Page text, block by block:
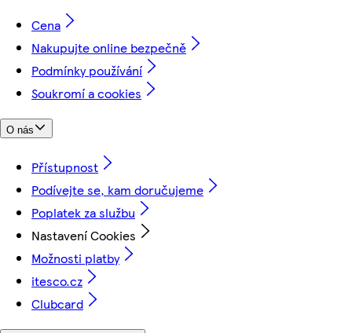
Cena
Nakupujte online bezpečně
Podmínky používání
Soukromí a cookies
O nás
Přístupnost
Podívejte se, kam doručujeme
Poplatek za službu
Nastavení Cookies
Možnosti platby
itesco.cz
Clubcard